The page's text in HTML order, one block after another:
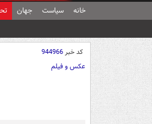
خانه سیاست جهان
کد خبر944966
عکس و فیلم